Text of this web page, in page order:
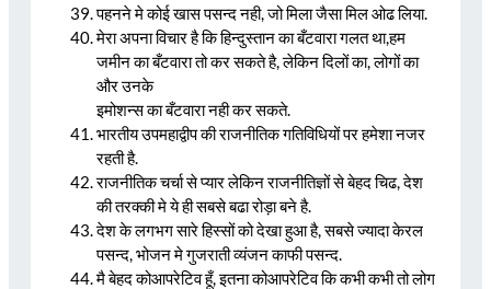
पहनने मे कोई खास पसन्द नही, जो मिला जैसा मिल ओढ लिया.
मेरा अपना विचार है कि हिन्दुस्तान का बँटवारा गलत था,हम
जमीन का बँटवारा तो कर सकते है, लेकिन दिलों का, लोगों का
और उनके
इमोशन्स का बँटवारा नही कर सकते.
भारतीय उपमहाद्वीप की राजनीतिक गतिविधियों पर हमेशा नजर
रहती है.
राजनीतिक चर्चा से प्यार लेकिन राजनीतिज्ञों से बेहद चिढ, देश
की तरक्की मे ये ही सबसे बढा रोड़ा बने है.
देश के लगभग सारे हिस्सों को देखा हुआ है, सबसे ज्यादा केरल
पसन्द, भोजन मे गुजराती व्यंजन काफी पसन्द.
मै बेहद कोआपरेटिव हूँ, इतना कोआपरेटिव कि कभी कभी तो लोग